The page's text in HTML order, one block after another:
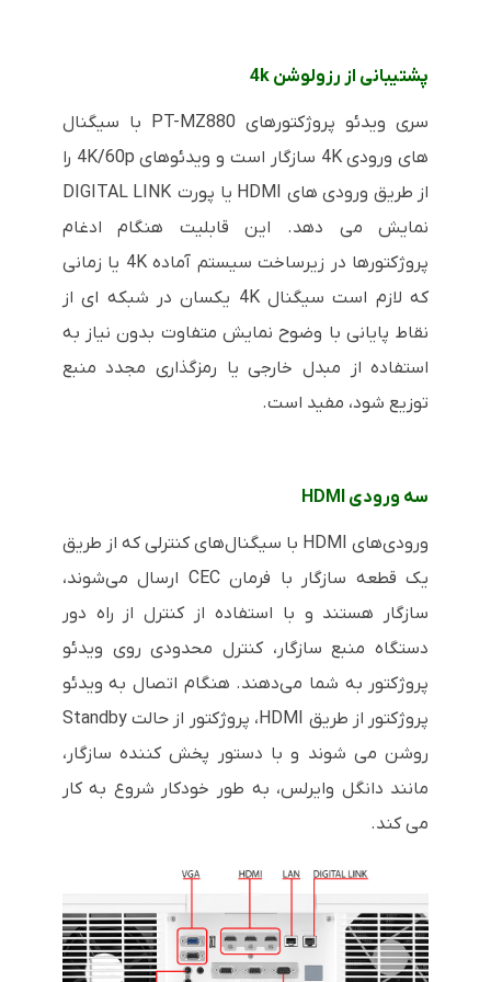
پشتیبانی از رزولوشن 4k
سری ویدئو پروژکتورهای PT-MZ880 با سیگنال
های ورودی 4K سازگار است و ویدئوهای 4K/60p را
از طریق ورودی های HDMI یا پورت DIGITAL LINK
نمایش می دهد. این قابلیت هنگام ادغام
پروژکتورها در زیرساخت سیستم آماده 4K یا زمانی
که لازم است سیگنال 4K یکسان در شبکه ای از
نقاط پایانی با وضوح نمایش متفاوت بدون نیاز به
استفاده از مبدل خارجی یا رمزگذاری مجدد منبع
توزیع شود، مفید است.
سه ورودی HDMI
ورودی‌های HDMI با سیگنال‌های کنترلی که از طریق
یک قطعه سازگار با فرمان CEC ارسال می‌شوند،
سازگار هستند و با استفاده از کنترل از راه دور
دستگاه منبع سازگار، کنترل محدودی روی ویدئو
پروژکتور به شما می‌دهند. هنگام اتصال به ویدئو
پروژکتور از طریق HDMI، پروژکتور از حالت Standby
روشن می شوند و با دستور پخش کننده سازگار،
مانند دانگل وایرلس، به طور خودکار شروع به کار
می کند.